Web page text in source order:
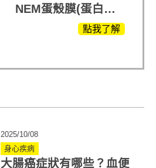
NEM蛋殼膜(蛋白聚
醣)關鍵配方，厲害其
點我了解
2025/10/08
身心疾病
大腸癌症狀有哪些？血便